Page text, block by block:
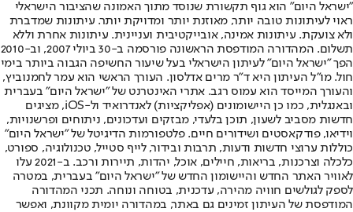
"ישראל היום" הוא גוף תקשורת שנוסד מתוך האמונה שהציבור הישראלי
ראוי לעיתונות טובה יותר, מאוזנת יותר ומדויקת יותר. עיתונות שמדברת
ולא צועקת. עיתונות אמינה, אובייקטיבית ועניינית. עיתונות אחרת וללא
תשלום. המהדורה המודפסת הראשונה פורסמה ב-30 ביולי 2007, וב-2010
הפך "ישראל היום" לעיתון הישראלי בעל שיעור החשיפה הגבוה ביותר בימי
חול. מו"ל העיתון היא ד"ר מרים אדלסון. העורך הראשי הוא עמר לחמנוביץ,
והעורך המייסד הוא עמוס רגב. אתרי האינטרנט של "ישראל היום" בעברית
ובאנגלית, כמו כן היישומונים (אפליקציות) לאנדרואיד ול-iOS, מציגים
חדשות מסביב לשעון, תוכן בלעדי, מבזקים ועדכונים, ניתוחים ופרשנויות,
וידיאו, פודקאסטים ושידורים חיים. פלטפורמות הדיגיטל של "ישראל היום"
כוללות ערוצי חדשות ודעות, תרבות ובידור, לייף סטייל, טכנולוגיה, ספורט,
כלכלה וצרכנות, בריאות, חיילים, אוכל, יהדות, תיירות ורכב. ב-2021 עלו
לאוויר האתר החדש והיישומון החדש של "ישראל היום" בעברית, במטרה
לספק לגולשים חוויה מהירה, עדכנית, בטוחה ונוחה. תכני המהדורה
המודפסת של העיתון זמינים גם באתר, במהדורה יומית מקוונת, ואפשר